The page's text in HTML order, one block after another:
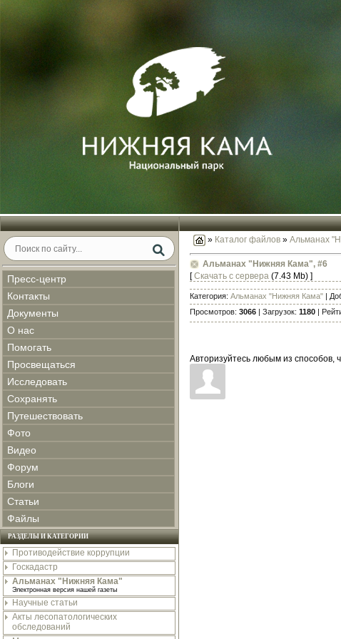
Пресс-центр
Контакты
Документы
О нас
Помогать
Просвещаться
Исследовать
Сохранять
Путешествовать
Фото
Видео
Форум
Блоги
Статьи
Файлы
РАЗДЕЛЫ И КАТЕГОРИИ
Противодействие коррупции
Госкадастр
Альманах "Нижняя Кама"
Электронная версия нашей газеты
Научные статьи
Акты лесопатологических
обследований
» Каталог файлов » Альманах
Альманах "Нижняя Кама", #6
[Скачать с сервера (7.43 Mb) ]
Категория: Альманах "Нижняя Кама" |
Просмотров: 3066 | Загрузок: 1180 |
Авторизуйтесь любым из способов,